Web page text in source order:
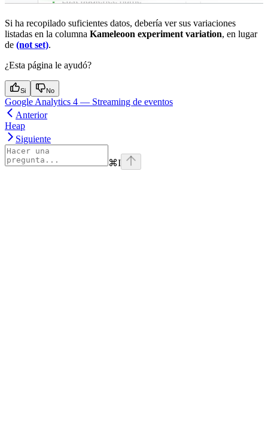
Si ha recopilado suficientes datos, debería ver sus variaciones
listadas en la columna Kameleoon experiment variation, en lugar
de (not set).
¿Esta página le ayudó?
Si No
Google Analytics 4 — Streaming de eventos
Anterior
Heap
Siguiente
⌘I